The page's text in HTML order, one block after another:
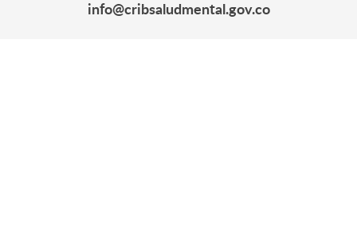
info@cribsaludmental.gov.co